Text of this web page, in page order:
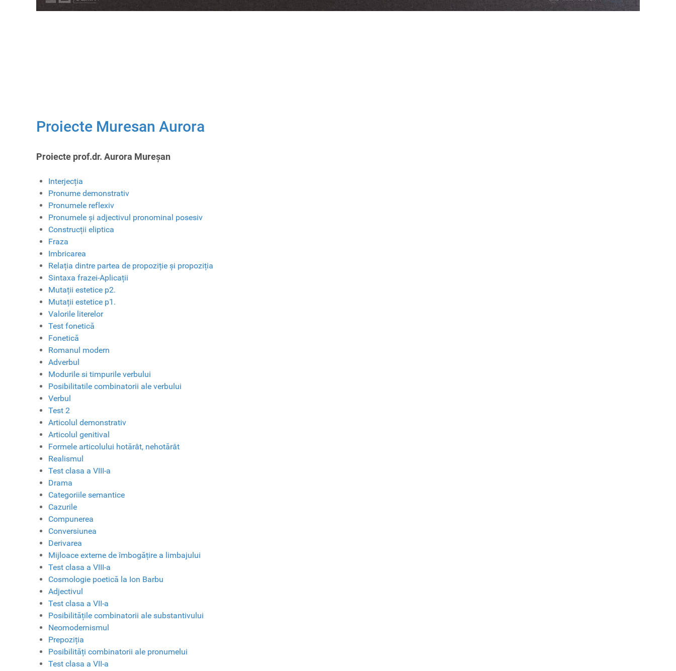
Proiecte Muresan Aurora
Proiecte prof.dr. Aurora Mureșan
Interjecția
Pronume demonstrativ
Pronumele reflexiv
Pronumele și adjectivul pronominal posesiv
Construcții eliptica
Fraza
Imbricarea
Relația dintre partea de propoziție și propoziția
Sintaxa frazei-Aplicații
Mutații estetice p2.
Mutații estetice p1.
Valorile literelor
Test fonetică
Fonetică
Romanul modern
Adverbul
Modurile si timpurile verbului
Posibilitatile combinatorii ale verbului
Verbul
Test 2
Articolul demonstrativ
Articolul genitival
Formele articolului hotărât, nehotărât
Realismul
Test clasa a VIII-a
Drama
Categoriile semantice
Cazurile
Compunerea
Conversiunea
Derivarea
Mijloace externe de îmbogățire a limbajului
Test clasa a VIII-a
Cosmologie poetică la Ion Barbu
Adjectivul
Test clasa a VII-a
Posibilitățile combinatorii ale substantivului
Neomodernismul
Prepoziția
Posibilități combinatorii ale pronumelui
Test clasa a VII-a